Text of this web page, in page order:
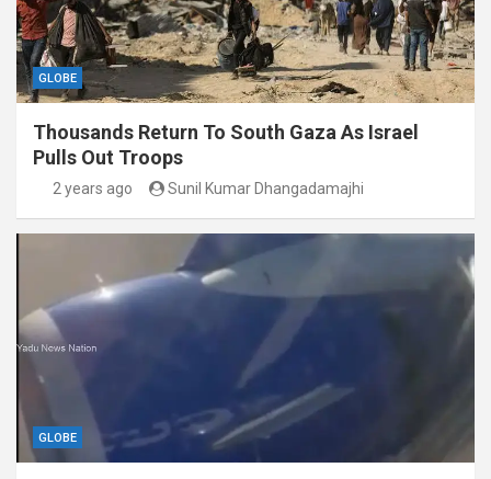
GLOBE
Thousands Return To South Gaza As Israel
Pulls Out Troops
2 years ago Sunil Kumar Dhangadamajhi
GLOBE